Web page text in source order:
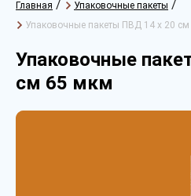
Главная / Упаковочные пакеты /
Упаковочные пакеты ПВД 14 х 20
Упаковочные
см 65 мкм